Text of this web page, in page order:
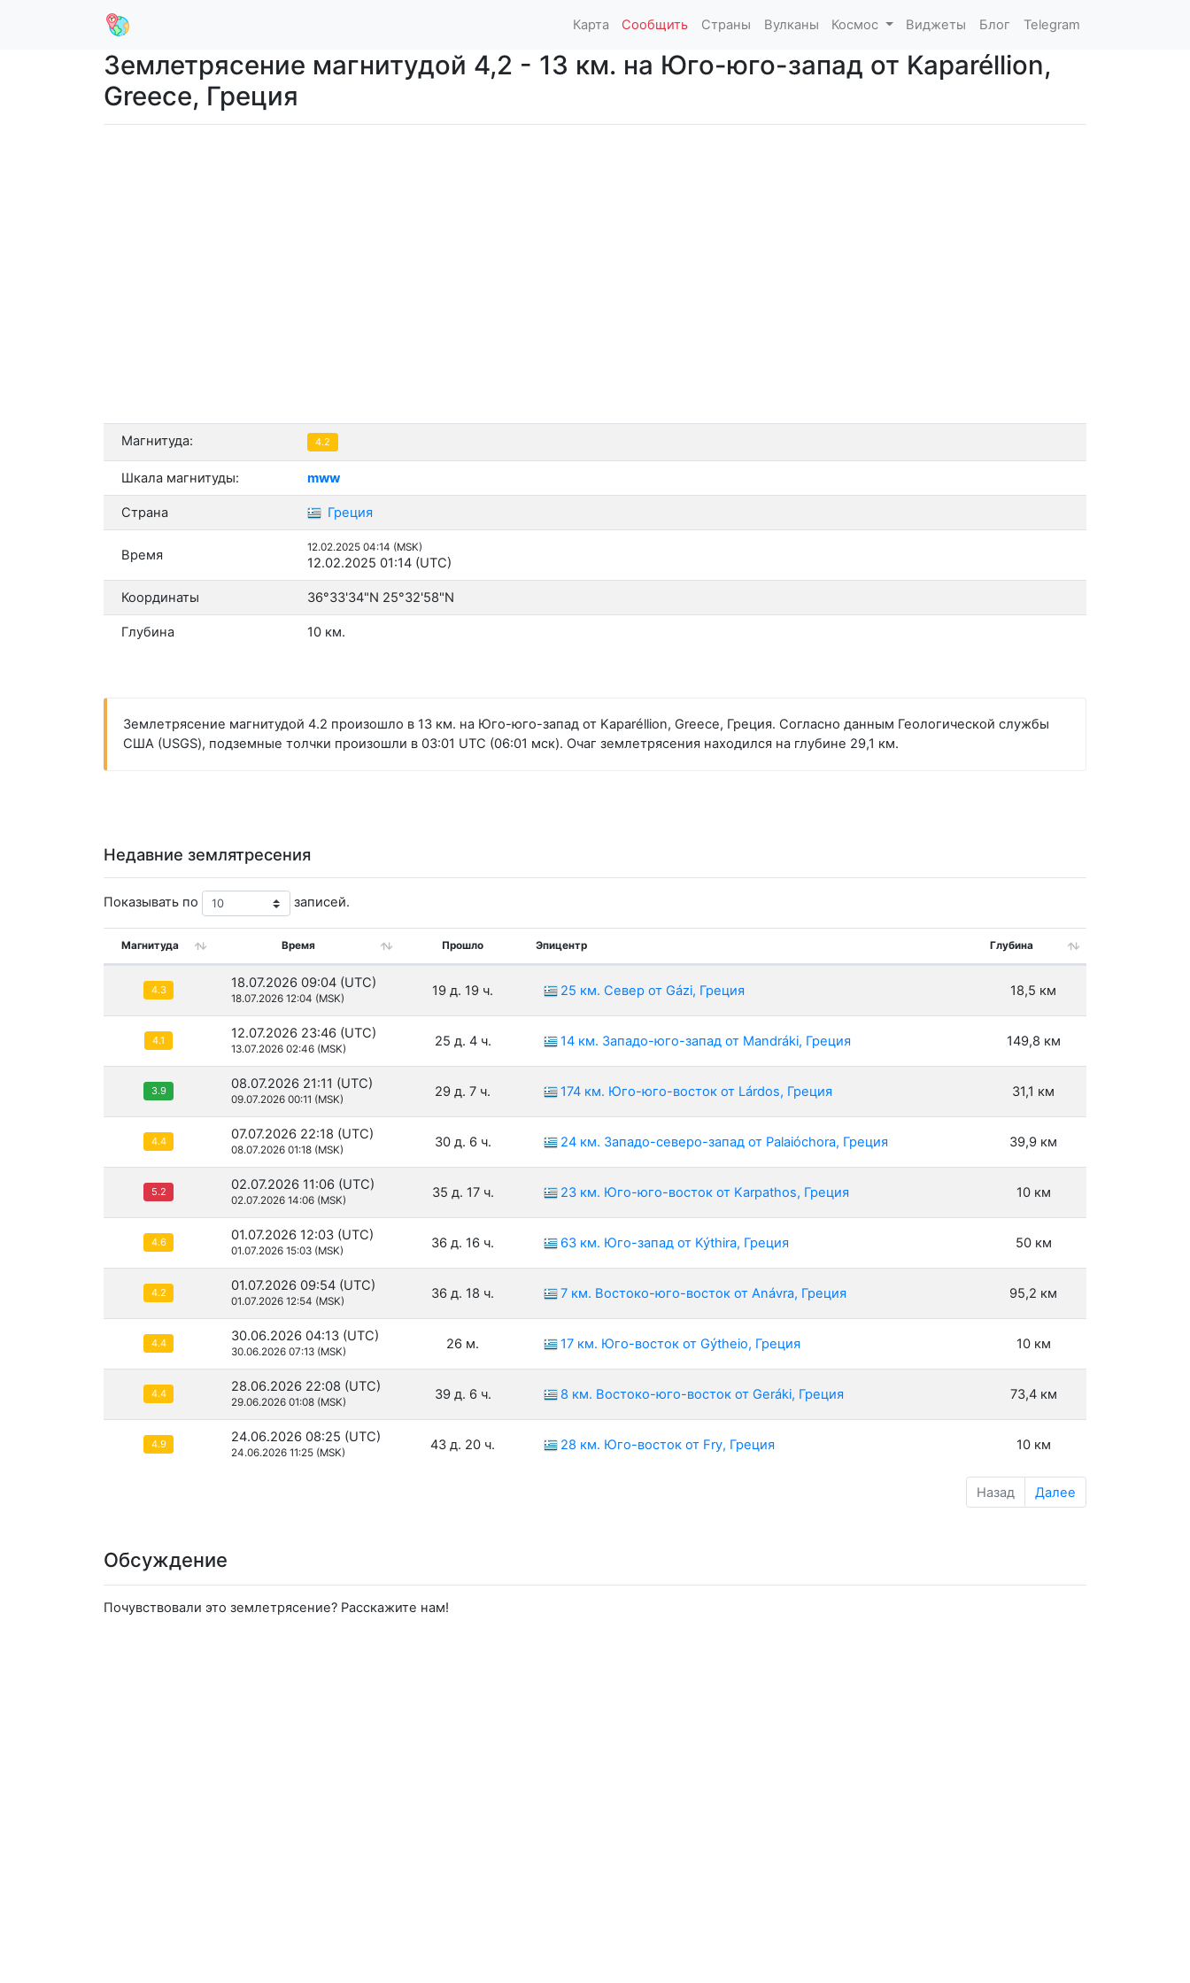
Карта Сообщить Страны Вулканы Космос Виджеты Блог Telegram
Землетрясение магнитудой 4,2 - 13 км. на Юго-юго-запад от Kaparéllion,
Greece, Греция
Магнитуда: 4.2
Шкала магнитуды: mww
Страна Греция
Время 12.02.2025 04:14 (MSK)
12.02.2025 01:14 (UTC)
Координаты 36°33'34"N 25°32'58"N
Глубина 10 км.
Землетрясение магнитудой 4.2 произошло в 13 км. на Юго-юго-запад от Kaparéllion, Greece, Греция. Согласно данным Геологической службы
США (USGS), подземные толчки произошли в 03:01 UTC (06:01 мск). Очаг землетрясения находился на глубине 29,1 км.
Недавние землятресения
Показывать по записей.
Магнитуда Время Прошло Эпицентр Глубина
4.3 18.07.2026 09:04 (UTC)
18.07.2026 12:04 (MSK) 19 д. 19 ч. 25 км. Север от Gázi, Греция 18,5 км
4.1 12.07.2026 23:46 (UTC)
13.07.2026 02:46 (MSK) 25 д. 4 ч. 14 км. Западо-юго-запад от Mandráki, Греция 149,8 км
3.9 08.07.2026 21:11 (UTC)
09.07.2026 00:11 (MSK) 29 д. 7 ч. 174 км. Юго-юго-восток от Lárdos, Греция 31,1 км
4.4 07.07.2026 22:18 (UTC)
08.07.2026 01:18 (MSK) 30 д. 6 ч. 24 км. Западо-северо-запад от Palaióchora, Греция 39,9 км
5.2 02.07.2026 11:06 (UTC)
02.07.2026 14:06 (MSK) 35 д. 17 ч. 23 км. Юго-юго-восток от Karpathos, Греция 10 км
4.6 01.07.2026 12:03 (UTC)
01.07.2026 15:03 (MSK) 36 д. 16 ч. 63 км. Юго-запад от Kýthira, Греция 50 км
4.2 01.07.2026 09:54 (UTC)
01.07.2026 12:54 (MSK) 36 д. 18 ч. 7 км. Востоко-юго-восток от Anávra, Греция 95,2 км
4.4 30.06.2026 04:13 (UTC)
30.06.2026 07:13 (MSK) 26 м. 17 км. Юго-восток от Gýtheio, Греция 10 км
4.4 28.06.2026 22:08 (UTC)
29.06.2026 01:08 (MSK) 39 д. 6 ч. 8 км. Востоко-юго-восток от Geráki, Греция 73,4 км
4.9 24.06.2026 08:25 (UTC)
24.06.2026 11:25 (MSK) 43 д. 20 ч. 28 км. Юго-восток от Fry, Греция 10 км
Назад Далее
Обсуждение
Почувствовали это землетрясение? Расскажите нам!